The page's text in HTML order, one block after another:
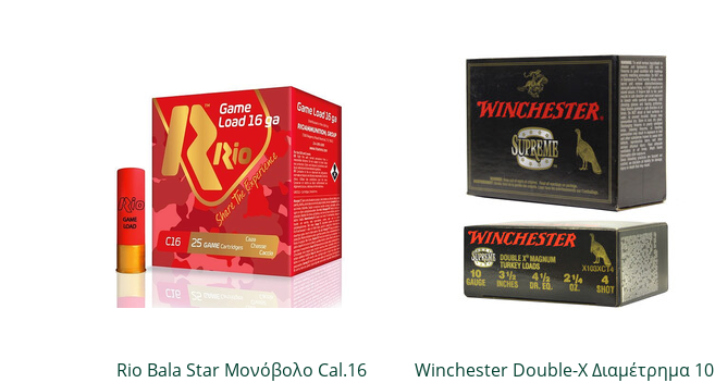
Rio Bala Star Μονόβολο Cal.16 Winchester Double-X Διαμέτρημα 10